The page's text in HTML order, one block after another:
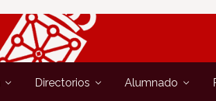
Directorios Alumnado